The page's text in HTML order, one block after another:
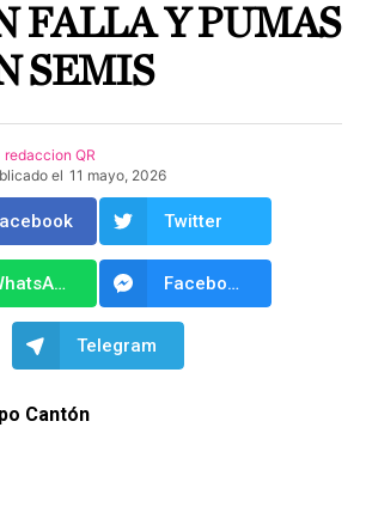
FALLA Y PUMAS
SEMIS
redaccion QR
el 11 mayo, 2026
Twitter
WhatsApp Facebook Messenger
Telegram
Cantón